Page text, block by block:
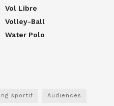
Vol Libre
Volley-Ball
Water Polo
sportif Audiences